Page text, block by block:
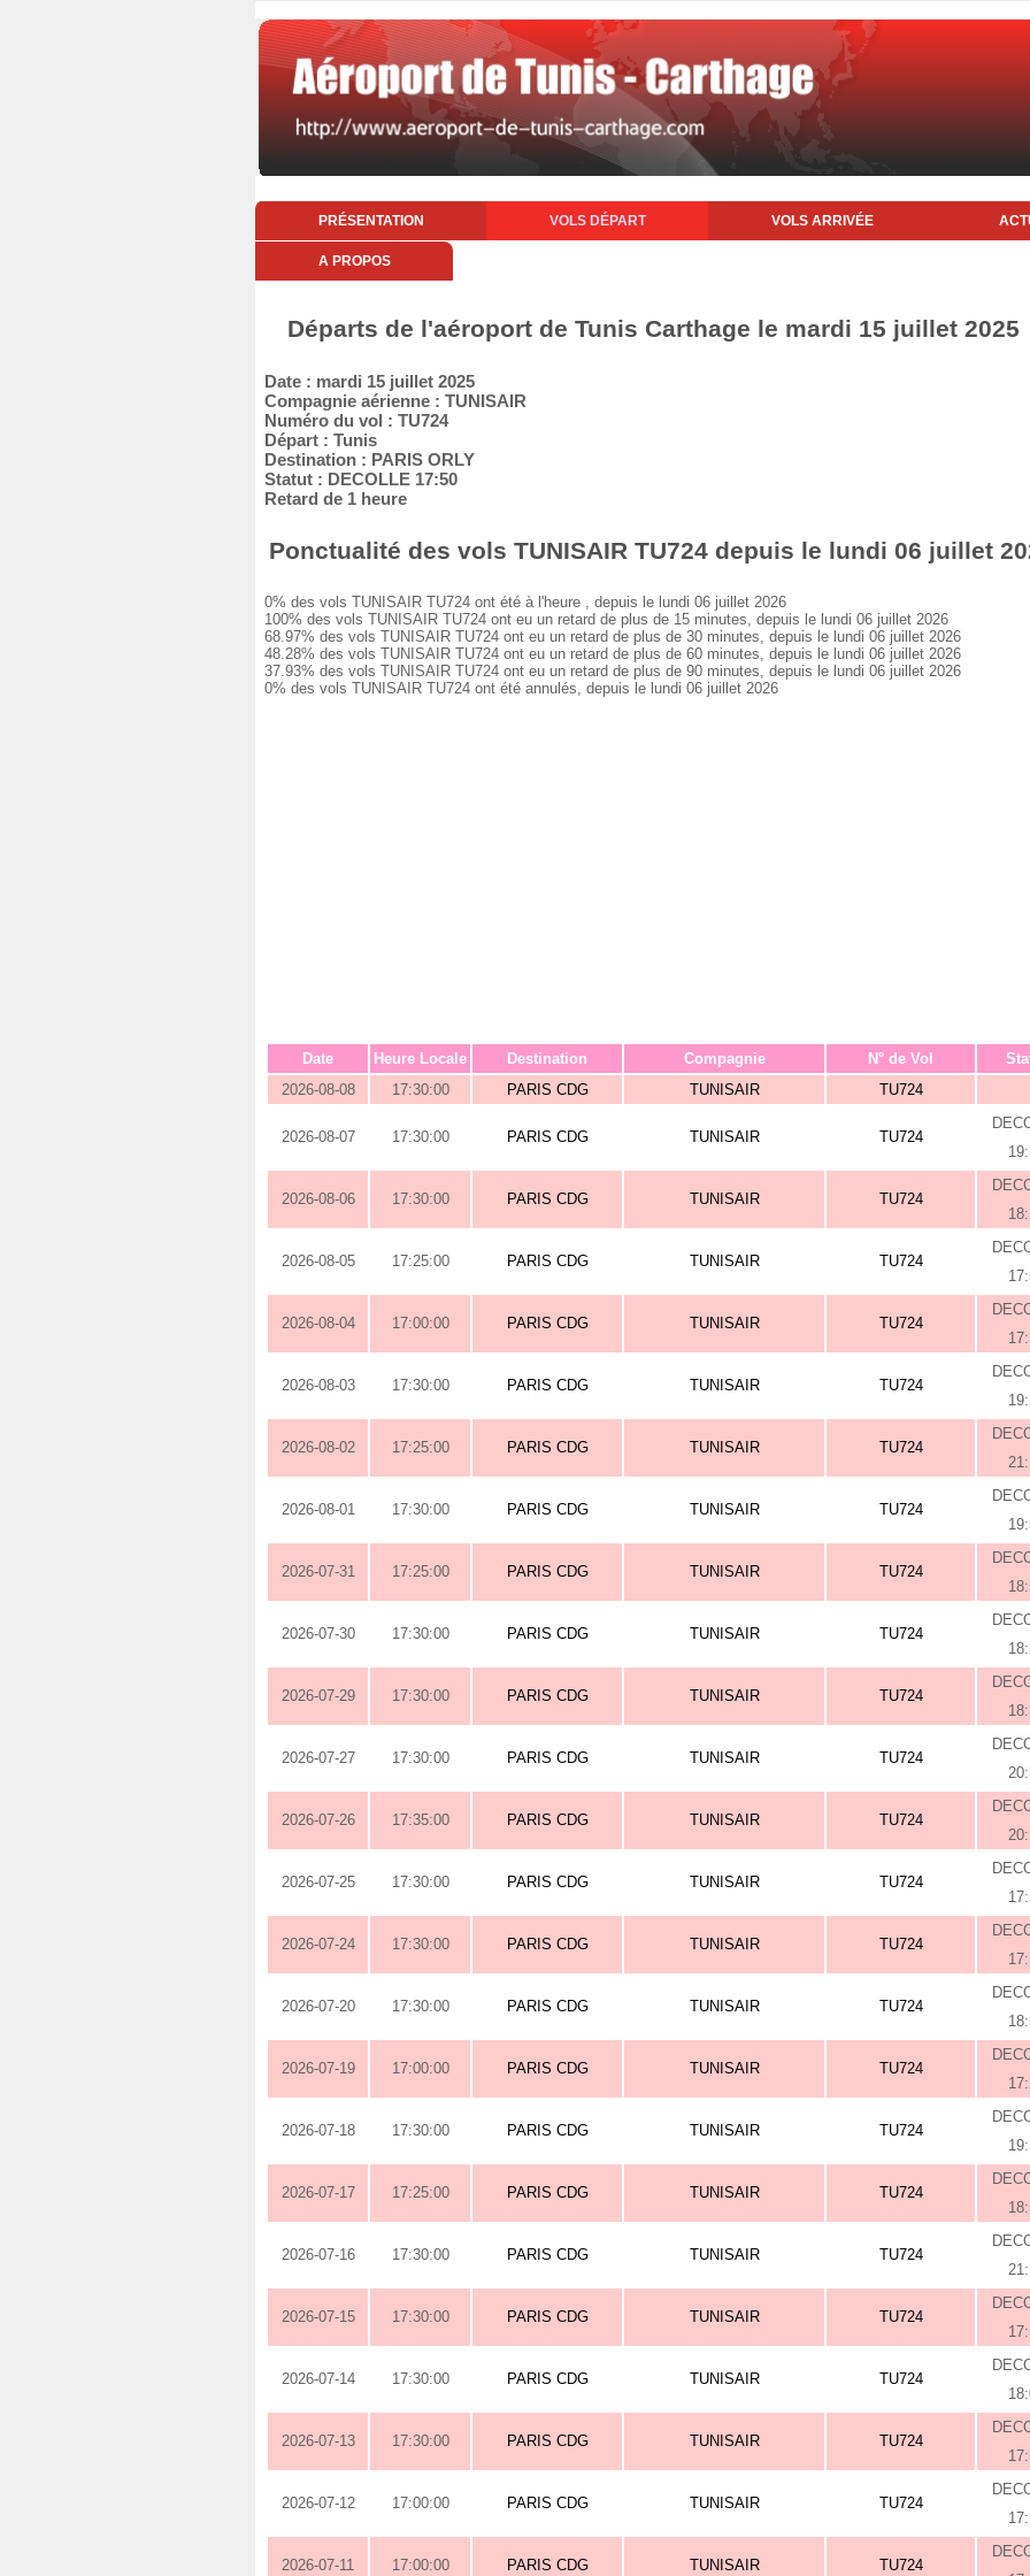
PRÉSENTATION VOLS DÉPART VOLS ARRIVÉE
A PROPOS
Départs de l'aéroport de Tunis Carthage le mardi 15 juillet 2025
Date : mardi 15 juillet 2025
Compagnie aérienne : TUNISAIR
Numéro du vol : TU724
Départ : Tunis
Destination : PARIS ORLY
Statut : DECOLLE 17:50
Retard de 1 heure
Ponctualité des vols TUNISAIR TU724 depuis le lundi 06 juillet
0% des vols TUNISAIR TU724 ont été à l'heure , depuis le lundi 06 juillet 2026
100% des vols TUNISAIR TU724 ont eu un retard de plus de 15 minutes, depuis le lundi 06 juillet 2026
68.97% des vols TUNISAIR TU724 ont eu un retard de plus de 30 minutes, depuis le lundi 06 juillet 2026
48.28% des vols TUNISAIR TU724 ont eu un retard de plus de 60 minutes, depuis le lundi 06 juillet 2026
37.93% des vols TUNISAIR TU724 ont eu un retard de plus de 90 minutes, depuis le lundi 06 juillet 2026
0% des vols TUNISAIR TU724 ont été annulés, depuis le lundi 06 juillet 2026
Date Heure Locale Destination Compagnie N° de Vol
2026-08-08
17:30:00 PARIS CDG TUNISAIR TU724
2026-08-07 17:30:00 PARIS CDG TUNISAIR TU724
2026-08-06 17:30:00 PARIS CDG TUNISAIR TU724
2026-08-05 17:25:00 PARIS CDG TUNISAIR TU724
2026-08-04 17:00:00 PARIS CDG TUNISAIR TU724
2026-08-03 17:30:00 PARIS CDG TUNISAIR TU724
2026-08-02 17:25:00 PARIS CDG TUNISAIR TU724
2026-08-01 17:30:00 PARIS CDG TUNISAIR TU724
2026-07-31 17:25:00 PARIS CDG TUNISAIR TU724
2026-07-30 17:30:00 PARIS CDG TUNISAIR TU724
2026-07-29 17:30:00 PARIS CDG TUNISAIR TU724
2026-07-27 17:30:00 PARIS CDG TUNISAIR TU724
2026-07-26 17:35:00 PARIS CDG TUNISAIR TU724
2026-07-25 17:30:00 PARIS CDG TUNISAIR TU724
2026-07-24 17:30:00 PARIS CDG TUNISAIR TU724
2026-07-20 17:30:00 PARIS CDG TUNISAIR TU724
2026-07-19 17:00:00 PARIS CDG TUNISAIR TU724
2026-07-18 17:30:00 PARIS CDG TUNISAIR TU724
2026-07-17 17:25:00 PARIS CDG TUNISAIR TU724
2026-07-16 17:30:00 PARIS CDG TUNISAIR TU724
2026-07-15 17:30:00 PARIS CDG TUNISAIR TU724
2026-07-14 17:30:00 PARIS CDG TUNISAIR TU724
2026-07-13 17:30:00 PARIS CDG TUNISAIR TU724
2026-07-12 17:00:00 PARIS CDG TUNISAIR TU724
2026-07-11 17:00:00 PARIS CDG TUNISAIR TU724